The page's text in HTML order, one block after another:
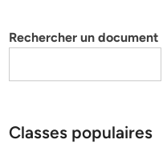
Rechercher un document
Classes populaires